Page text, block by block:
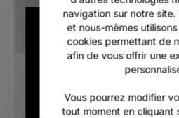
navigation sur notre
et nous-mêmes
cookies permettant de
afin de vous offrir une
Vous pourrez modifier
tout moment en cliquant